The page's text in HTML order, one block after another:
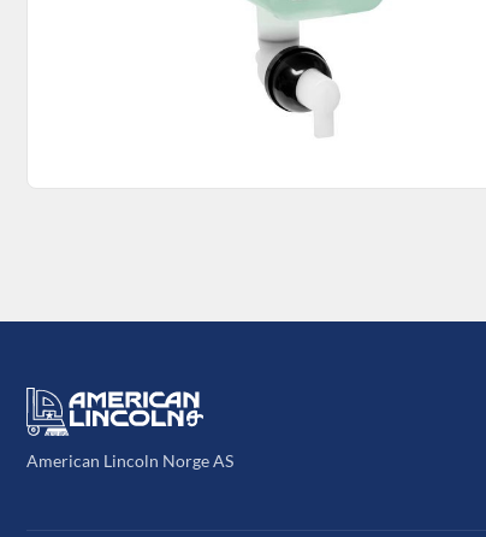
American Lincoln Norge AS